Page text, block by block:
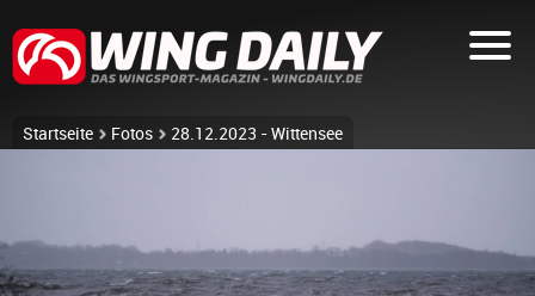
Startseite Fotos 28.12.2023 - Wittensee